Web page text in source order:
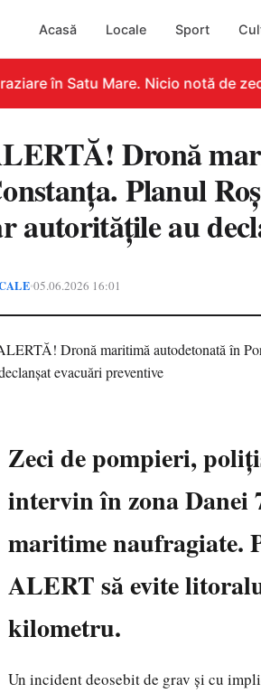
Acasă Locale Sport
în Satu Mare. Nicio notă de
Dronă
Planul
autoritățile au
•05.06.2026 16:01
Zeci de pompieri,
intervin în zona Danei
maritime naufragiate.
ALERT să evite
kilometru.
Un incident deosebit de grav și cu